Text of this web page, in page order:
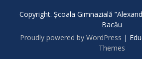
Copyright. Școala Gimnazială
Bacău
Proudly powered by WordPress |
Themes